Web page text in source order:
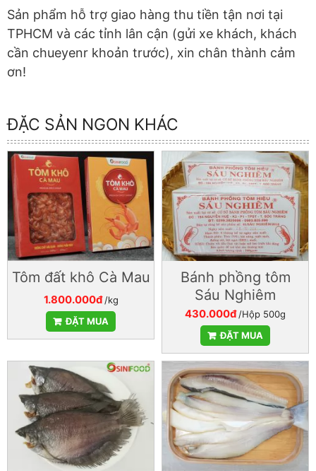
Sản phẩm hỗ trợ giao hàng thu tiền tận nơi tại
TPHCM và các tỉnh lân cận (gửi xe khách, khách
cần chueyenr khoản trước), xin chân thành cảm
ơn!
ĐẶC SẢN NGON KHÁC
Tôm đất khô Cà Mau
1.800.000đ /kg
ĐẶT MUA
Bánh phồng tôm
Sáu Nghiêm
430.000đ/Hộp 500g
ĐẶT MUA